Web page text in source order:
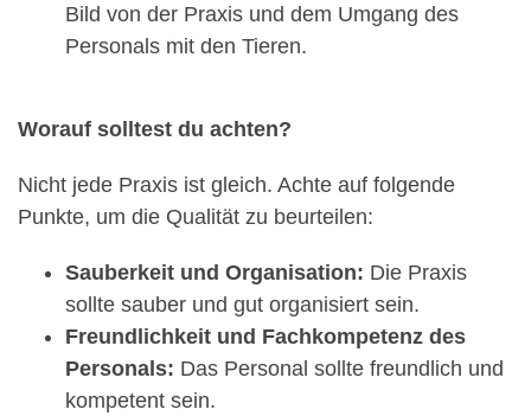
Bild von der Praxis und dem Umgang des
Personals mit den Tieren.
Worauf solltest du achten?
Nicht jede Praxis ist gleich. Achte auf folgende
Punkte, um die Qualität zu beurteilen:
Sauberkeit und Organisation: Die Praxis
sollte sauber und gut organisiert sein.
Freundlichkeit und Fachkompetenz des
Personals: Das Personal sollte freundlich und
kompetent sein.